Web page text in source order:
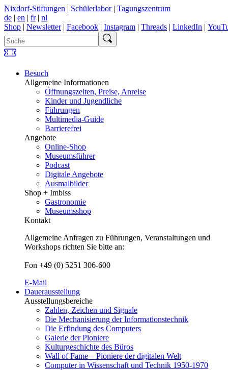
Nixdorf-Stiftungen | Schülerlabor| Tagungszentrum
de | en | fr| nl
Shop | Newsletter| Facebook | Instagram | Threads | LinkedIn |
Besuch
Allgemeine Informationen
Öffnungszeiten, Preise, Anreise
Kinder und Jugendliche
Führungen
Multimedia-Guide
Barrierefrei
Angebote
Online-Shop
Museumsführer
Podcast
Digitale Angebote
Ausmalbilder
Shop + Imbiss
Gastronomie
Museumsshop
Kontakt
Allgemeine Anfragen zu Führungen, Veranstaltungen und
Workshops richten Sie bitte an:
Fon +49 (0) 5251 306-600
E-Mail
Dauerausstellung
Ausstellungsbereiche
Zahlen, Zeichen und Signale
Die Mechanisierung der Informationstechnik
Die Erfindung des Computers
Galerie der Pioniere
Kulturgeschichte des Büros
Wall of Fame – Pioniere der digitalen Welt
Computer in Wissenschaft und Technik 1950-1970